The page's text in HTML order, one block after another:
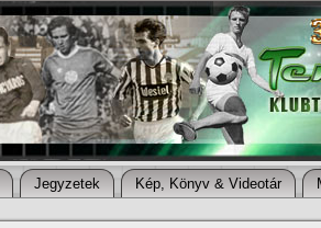
Jegyzetek Kép, Könyv & Videotár